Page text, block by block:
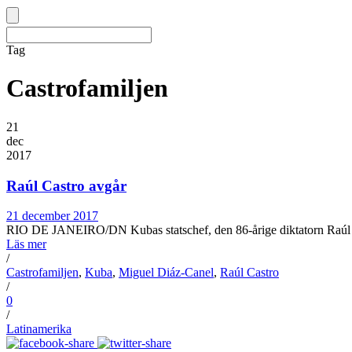
Tag
Castrofamiljen
21
dec
2017
Raúl Castro avgår
21 december 2017
RIO DE JANEIRO/DN Kubas statschef, den 86-årige diktatorn
Läs mer
/
Castrofamiljen, Kuba, Miguel Diáz-Canel, Raúl Castro
/
0
/
Latinamerika